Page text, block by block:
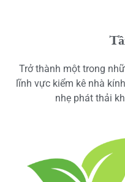
Trở thành một trong
lĩnh vực kiểm kê nhà
nhẹ phát thải